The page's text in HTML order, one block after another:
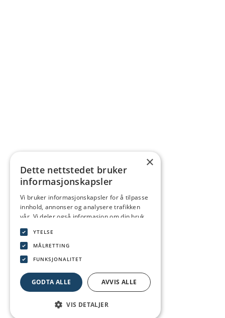
×
Dette nettstedet bruker
informasjonskapsler
Vi bruker informasjonskapsler for å tilpasse
innhold, annonser og analysere trafikken
vår. Vi deler også informasjon om din bruk
og analysepartnere som kan kombinere den
med annen informasjon du har gitt dem
eller som de har samlet inn fra din bruk av
tjenestene deres.
YTELSE
MÅLRETTING
FUNKSJONALITET
GODTA ALLE AVVIS ALLE
VIS DETALJER